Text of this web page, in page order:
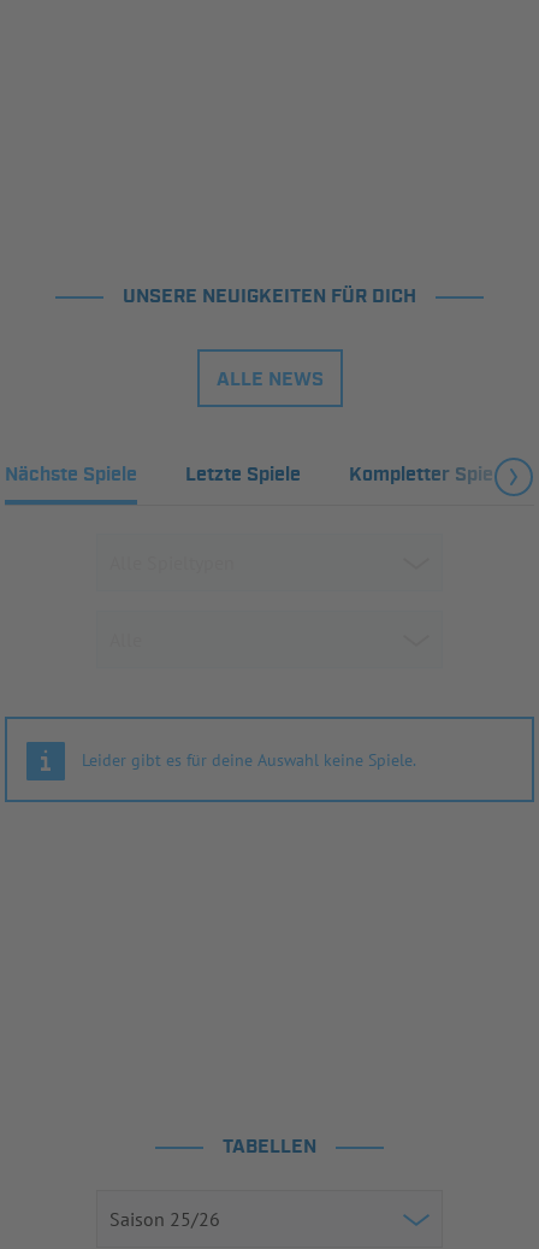
UNSERE NEUIGKEITEN FÜR DICH
ALLE NEWS
Nächste Spiele Letzte Spiele Kompletter Spielplan
Leider gibt es für deine Auswahl keine Spiele.
TABELLEN